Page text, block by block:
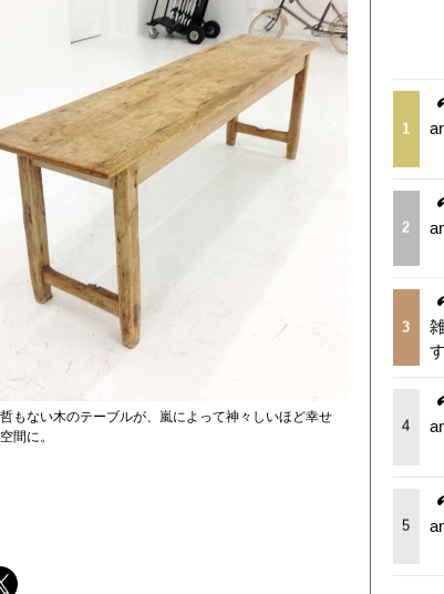
もない木のテーブルが、嵐によって神々しいほど幸せ
間に。
1
2
3
4
5